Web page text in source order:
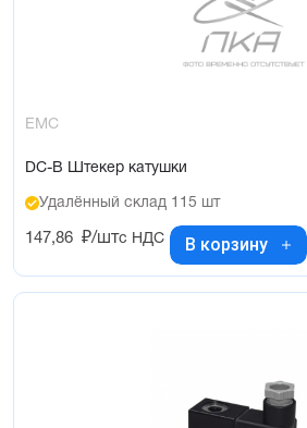
EMC
DC-B Штекер катушки
Удалённый склад 115 шт
147,86 ₽/штс НДС В корзину